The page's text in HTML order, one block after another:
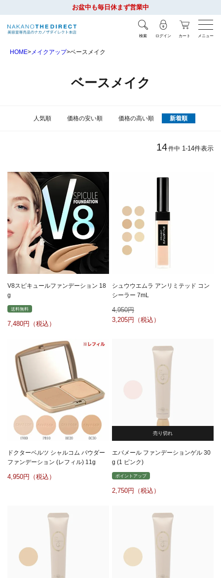
お盆中も毎日休まず営業中
検索 ログイン カート メニュー
HOME メイクアップ ベースメイク
ベースメイク
人気順 価格の安い順 価格の高い順 新着順
14件中 1-14件表示
V8スピキュールファンデーション 18
g
送料無料
7,480
シュウウエムラ アンリミテッド コン
シーラー 7mL
4,950
3,205
ドクターベルツ シャルコム パウダー
ファンデーション (レフィル) 11g
4,950
売り切れ
エバメール ファンデーションゲル 30
g (1 ピンク)
ポイントアップ
2,750